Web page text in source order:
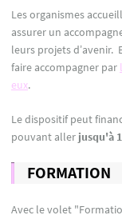
Les organismes
assurer un
leurs projets d’avenir.
faire accompagner par
eux.
Le dispositif peut
pouvant aller jusqu'à
FORMATION
Avec le volet